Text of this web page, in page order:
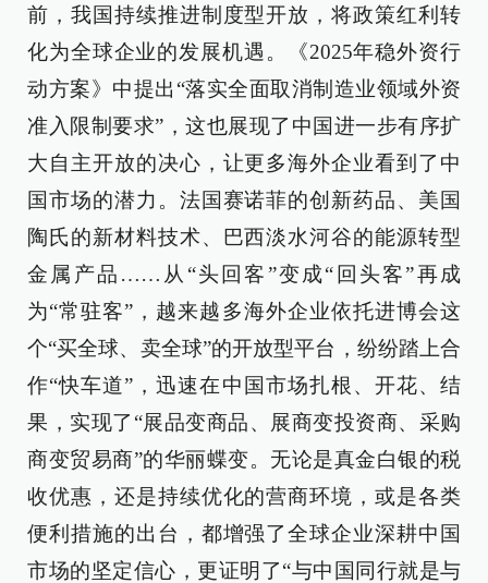
前，我国持续推进制度型开放，将政策红利转
化为全球企业的发展机遇。《2025年稳外资行
动方案》中提出“落实全面取消制造业领域外资
准入限制要求”，这也展现了中国进一步有序扩
大自主开放的决心，让更多海外企业看到了中
国市场的潜力。法国赛诺菲的创新药品、美国
陶氏的新材料技术、巴西淡水河谷的能源转型
金属产品……从“头回客”变成“回头客”再成
为“常驻客”，越来越多海外企业依托进博会这
个“买全球、卖全球”的开放型平台，纷纷踏上合
作“快车道”，迅速在中国市场扎根、开花、结
果，实现了“展品变商品、展商变投资商、采购
商变贸易商”的华丽蝶变。无论是真金白银的税
收优惠，还是持续优化的营商环境，或是各类
便利措施的出台，都增强了全球企业深耕中国
市场的坚定信心，更证明了“与中国同行就是与